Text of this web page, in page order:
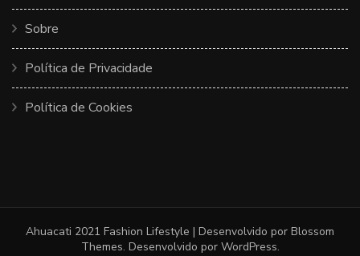
Sobre
Política de Privacidade
Política de Cookies
Ahuacati 2021 Fashion Lifestyle | Desenvolvido por Blossom
Themes. Desenvolvido por WordPress.